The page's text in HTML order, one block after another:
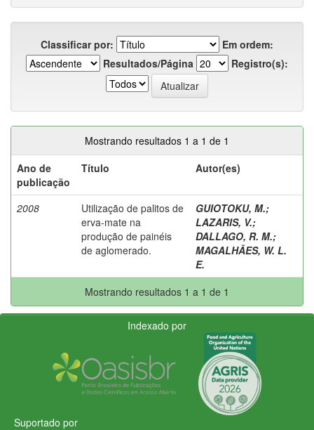
Classificar por:
Em ordem:
Resultados/Página
Registro(s):
Mostrando resultados 1 a 1 de 1
Ano de
publicação
Título Autor(es)
2008
Utilização de palitos de
erva-mate na
produção de painéis
de aglomerado.
GUIOTOKU, M.;
LAZARIS, V.;
DALLAGO, R. M.;
MAGALHÃES, W. L.
E.
Mostrando resultados 1 a 1 de 1
Indexado por
Suportado por